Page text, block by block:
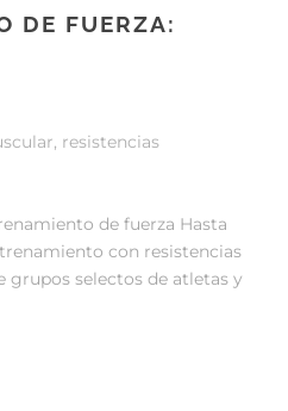
DE FUERZA:
, resistencias
de fuerza Hasta
con resistencias
grupos selectos de atletas y